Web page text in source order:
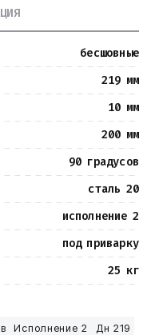
бесшовные
219 мм
10 мм
200 мм
90 градусов
сталь 20
исполнение 2
под приварку
25 кг
Исполнение 2
Дн 219